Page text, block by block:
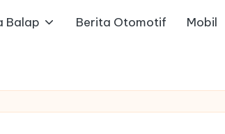
Balap Berita Otomotif Mobil